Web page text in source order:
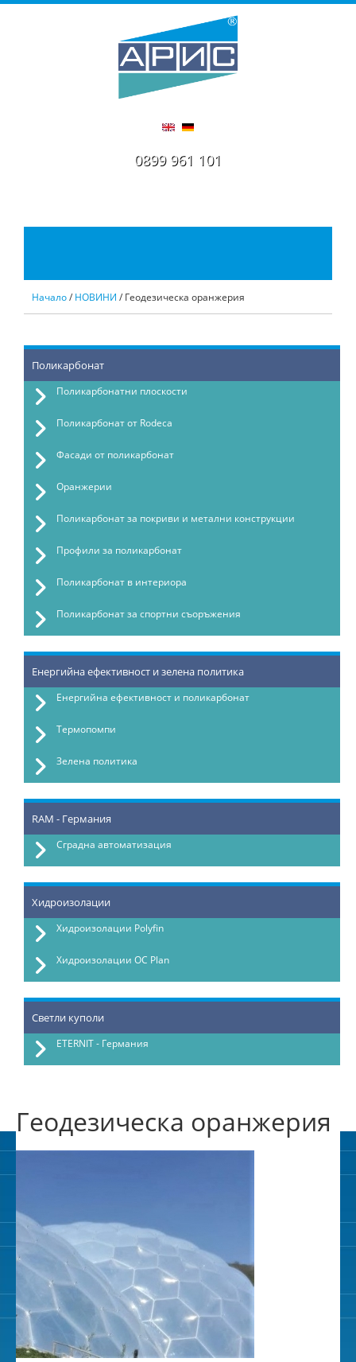
0899 961 101
Начало/ НОВИНИ / Геодезическа оранжерия
Поликарбонат
Поликарбонатни плоскости
Поликарбонат от Rodeca
Фасади от поликарбонат
Оранжерии
Поликарбонат за покриви и метални конструкции
Профили за поликарбонат
Поликарбонат в интериора
Поликарбонат за спортни съоръжения
Енергийна ефективност и зелена политика
Енергийна ефективност и поликарбонат
Термопомпи
Зелена политика
RAM - Германия
Сградна автоматизация
Хидроизолации
Хидроизолации Polyfin
Хидроизолации OC Plan
Светли куполи
ETERNIT - Германия
Геодезическа оранжерия